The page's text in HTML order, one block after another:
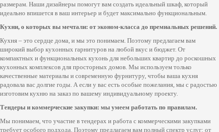
размерам. Наши дизайнеры помогут вам создать идеальный шкаф, который
идеально впишется в ваш интерьер и будет максимально функциональным.
Кухни, о которых вы мечтали: от эконом-класса до премиальных решений.
Кухня – это сердце дома, и мы это понимаем. Поэтому предлагаем вам
широкий выбор кухонных гарнитуров на любой вкус и бюджет. От
компактных и функциональных кухонь для небольших квартир до роскошных
кухонных комплексов для просторных домов. Мы используем только
качественные материалы и современную фурнитуру, чтобы ваша кухня
радовала вас долгие годы. А если у вас есть особые пожелания, мы с радостью
изготовим кухню на заказ по вашему индивидуальному проекту.
Тендеры и коммерческие закупки: мы умеем работать по правилам.
Мы понимаем, что участие в тендерах и работа с коммерческими закупками
требует особого подхода. Поэтому предлагаем вам полный спектр услуг: от